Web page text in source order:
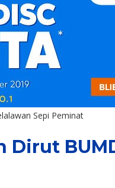
Sepi Peminat